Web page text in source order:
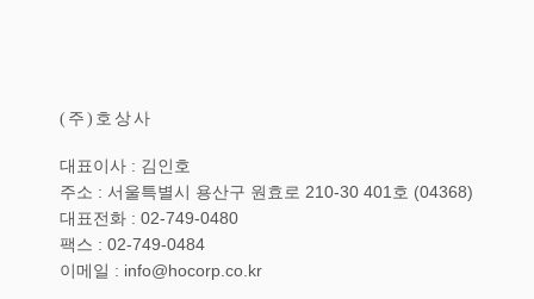
(주)호상사
대표이사 : 김인호
주소 : 서울특별시 용산구 원효로 210-30 401호 (04368)
대표전화 : 02-749-0480
팩스 : 02-749-0484
이메일 : info@hocorp.co.kr